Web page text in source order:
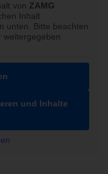
von ZAMG
Inhalt
unten. Bitte beachten
weitergegeben
und Inhalte